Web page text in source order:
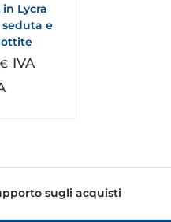
Lycra
e
€ IVA
sugli acquisti